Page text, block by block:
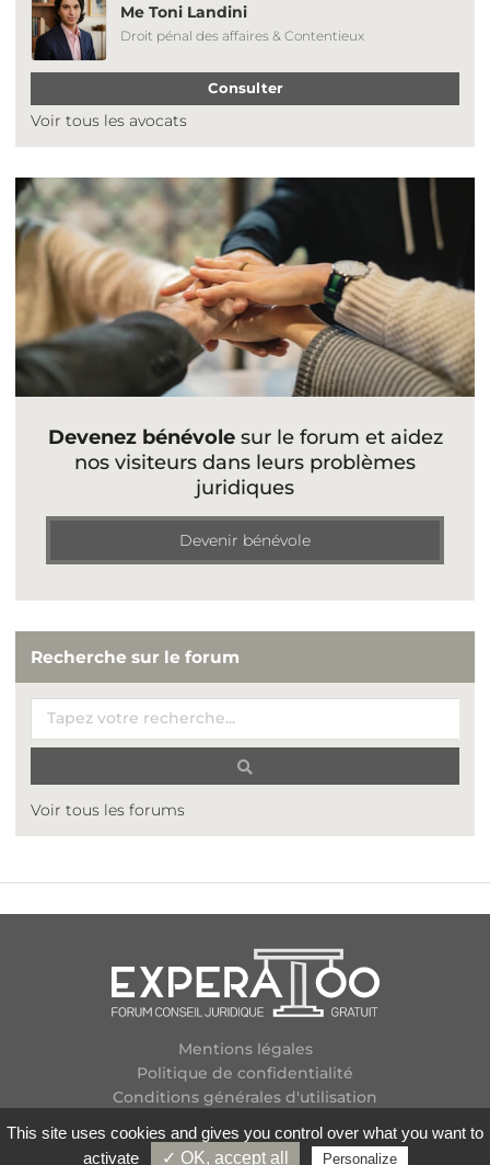
Me Toni Landini
Droit pénal des affaires & Contentieux
Consulter
Voir tous les avocats
Devenez bénévolesur le forum et aidez
nos visiteurs dans leurs problèmes
juridiques
Devenir bénévole
Recherche sur le forum
Voir tous les forums
Mentions légales
Politique de confidentialité
Conditions générales d'utilisation
Contactez-nous
This site uses cookies and gives you control over what you want to
activate
✓ OK, accept all Personalize